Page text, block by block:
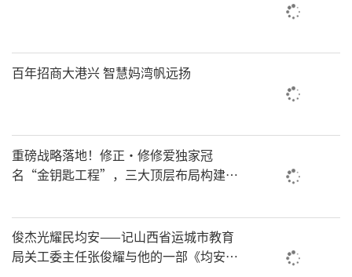
百年招商大港兴 智慧妈湾帆远扬
重磅战略落地！修正•修修爱独家冠
名“金钥匙工程”，三大顶层布局构建全
俊杰光耀民均安——记山西省运城市教育
局关工委主任张俊耀与他的一部《均安村